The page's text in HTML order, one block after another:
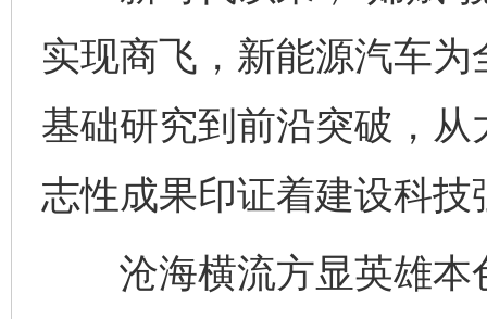
实现商飞，新能源汽车
基础研究到前沿突破，
志性成果印证着建设科
沧海横流方显英雄本